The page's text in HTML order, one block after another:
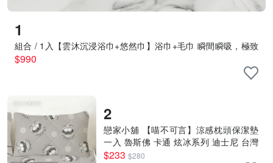
1
組合 / 1入【雲沐沉浸浴巾+悠然巾】浴巾+毛巾 瞬間瞬吸，極致
乾爽的效率 眠朵雲系列 戀家小舖
$990
2
戀家小舖 【喵不可言】涼感枕頭保潔墊
一入 魯斯佛 卡通 炫冰系列 迪士尼 台灣
製
$233 $280